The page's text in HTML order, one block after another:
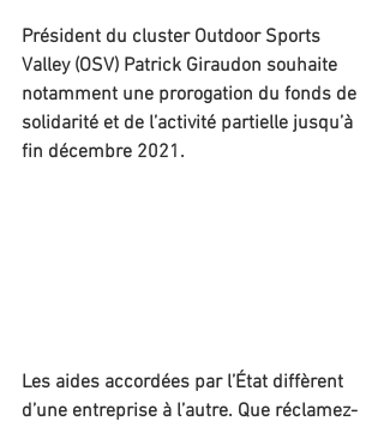
Président du cluster Outdoor Sports
Valley (OSV) Patrick Giraudon souhaite
notamment une prorogation du fonds de
solidarité et de l’activité partielle jusqu’à
fin décembre 2021.
Les aides accordées par l’État diffèrent
d’une entreprise à l’autre. Que réclamez-